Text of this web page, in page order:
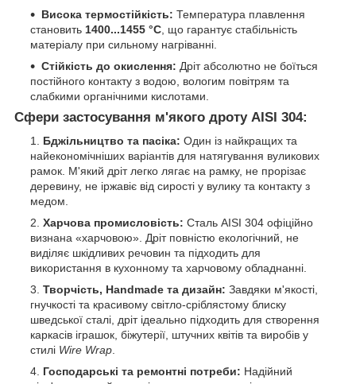
Висока термостійкість: Температура плавлення
становить 1400...1455 °C , що гарантує стабільність
матеріалу при сильному нагріванні.
Стійкість до окислення: Дріт абсолютно не боїться
постійного контакту з водою, вологим повітрям та
слабкими органічними кислотами.
Сфери застосування м'якого дроту AISI 304:
Бджільництво та пасіка: Один із найкращих та
найекономічніших варіантів для натягування вуликових
рамок. М'який дріт легко лягає на рамку, не прорізає
деревину, не іржавіє від сирості у вулику та контакту з
медом.
Харчова промисловість: Сталь AISI 304 офіційно
визнана «харчовою». Дріт повністю екологічний, не
виділяє шкідливих речовин та підходить для
використання в кухонному та харчовому обладнанні.
Творчість, Handmade та дизайн: Завдяки м'якості,
гнучкості та красивому світло-сріблястому блиску
шведської сталі, дріт ідеально підходить для створення
каркасів іграшок, біжутерії, штучних квітів та виробів у
стилі Wire Wrap.
Господарські та ремонтні потреби: Надійний